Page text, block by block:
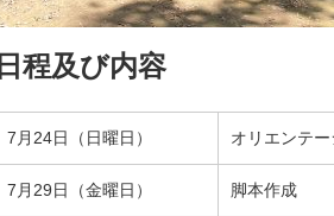
日程及び内容
7月24日（日曜日） オリエンテ
7月29日（金曜日） 脚本作成